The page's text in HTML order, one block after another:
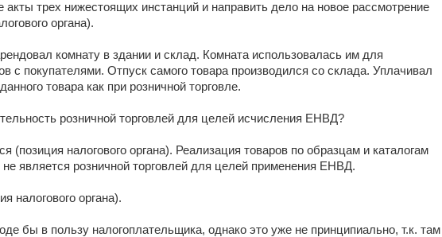
акты трех нижестоящих инстанций и направить дело на новое рассмотрение
органа).
комнату в здании и склад. Комната использовалась им для
с покупателями. Отпуск самого товара производился со склада. Уплачивал
товара как при розничной торговле.
розничной торговлей для целей исчисления ЕНВД?
(позиция налогового органа). Реализация товаров по образцам и каталогам
не является розничной торговлей для целей применения ЕНВД.
налогового органа).
бы в пользу налогоплательщика, однако это уже не принципиально, т.к. там